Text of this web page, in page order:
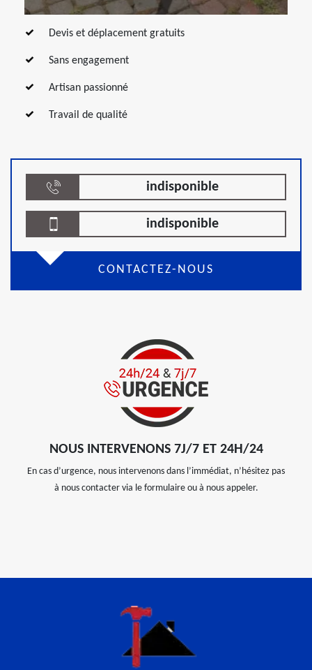
Devis et déplacement gratuits
Sans engagement
Artisan passionné
Travail de qualité
indisponible
indisponible
CONTACTEZ-NOUS
NOUS INTERVENONS 7J/7 ET 24H/24
En cas d’urgence, nous intervenons dans l’immédiat, n’hésitez pas
à nous contacter via le formulaire ou à nous appeler.